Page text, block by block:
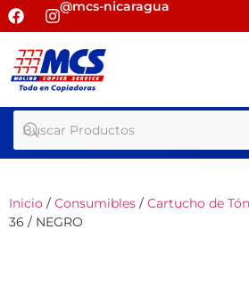
@mcs-nicaragua
Inicio / Consumibles / Cartucho de
36 / NEGRO